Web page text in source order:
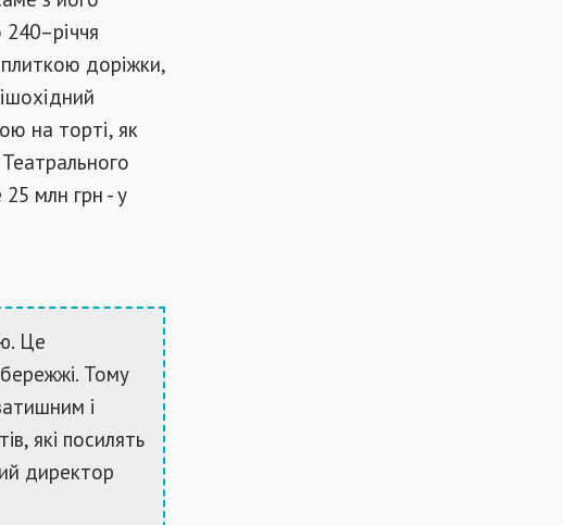
доріжки,
на торті, як
млн грн - у
Це
Тому
і
які посилять
директор